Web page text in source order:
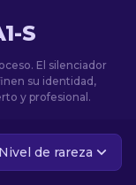
ES
S
El silenciador
su identidad,
y profesional.
Nivel de rareza